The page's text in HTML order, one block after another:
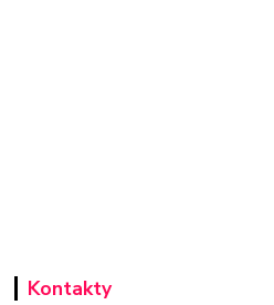
Kontakty